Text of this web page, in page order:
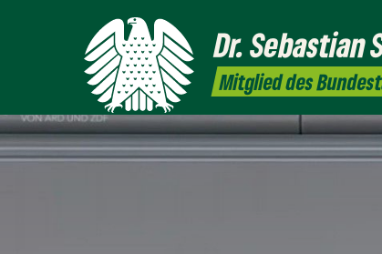
Dr. Sebastian
Mitglied des